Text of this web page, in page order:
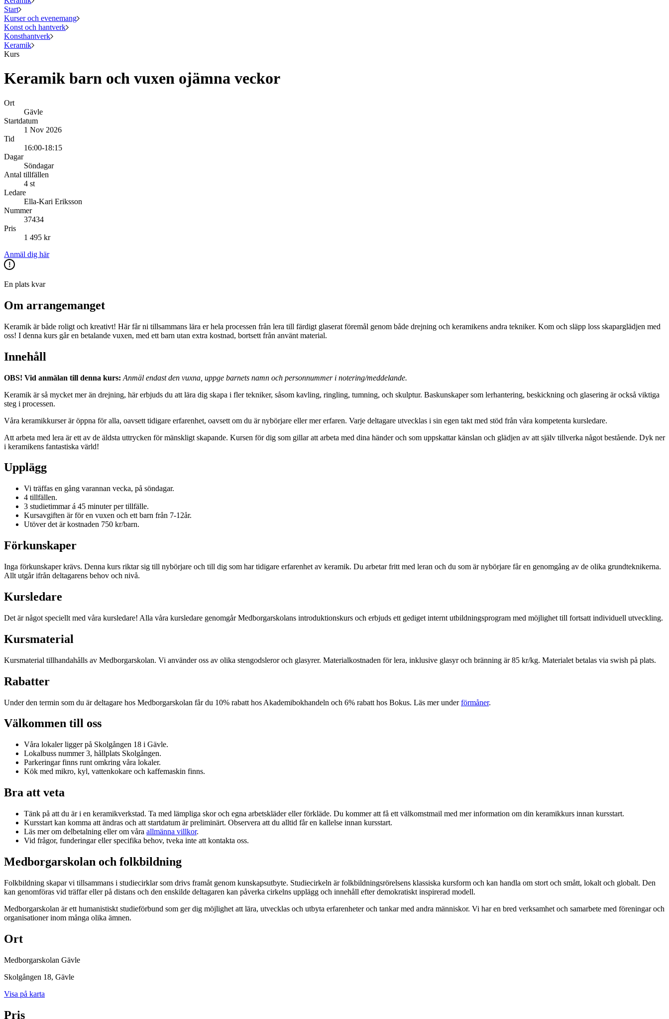
Start
Kurser och evenemang
Konst och hantverk
Konsthantverk
Keramik
Kurs
Keramik barn och vuxen ojämna veckor
Ort
Gävle
Startdatum
1 Nov 2026
Tid
16:00-18:15
Dagar
Söndagar
Antal tillfällen
4 st
Ledare
Ella-Kari Eriksson
Nummer
37434
Pris
1 495 kr
Anmäl dig här
En plats kvar
Om arrangemanget
Keramik är både roligt och kreativt! Här får ni tillsammans lära er hela processen från lera till färdigt glaserat föremål genom både drejning och keramikens andra tekniker. Kom och släpp loss skaparglädjen med
oss! I denna kurs går en betalande vuxen, med ett barn utan extra kostnad, bortsett från använt material.
Innehåll
OBS! Vid anmälan till denna kurs: Anmäl endast den vuxna, uppge barnets namn och personnummer i notering/meddelande.
Keramik är så mycket mer än drejning, här erbjuds du att lära dig skapa i fler tekniker, såsom kavling, ringling, tumning, och skulptur. Baskunskaper som lerhantering, beskickning och glasering är också viktiga
steg i processen.
Våra keramikkurser är öppna för alla, oavsett tidigare erfarenhet, oavsett om du är nybörjare eller mer erfaren. Varje deltagare utvecklas i sin egen takt med stöd från våra kompetenta kursledare.
Att arbeta med lera är ett av de äldsta uttrycken för mänskligt skapande. Kursen för dig som gillar att arbeta med dina händer och som uppskattar känslan och glädjen av att själv tillverka något bestående. Dyk ner
i keramikens fantastiska värld!
Upplägg
Vi träffas en gång varannan vecka, på söndagar.
4 tillfällen.
3 studietimmar á 45 minuter per tillfälle.
Kursavgiften är för en vuxen och ett barn från 7-12år.
Utöver det är kostnaden 750 kr/barn.
Förkunskaper
Inga förkunskaper krävs. Denna kurs riktar sig till nybörjare och till dig som har tidigare erfarenhet av keramik. Du arbetar fritt med leran och du som är nybörjare får en genomgång av de olika grundteknikerna.
Allt utgår ifrån deltagarens behov och nivå.
Kursledare
Det är något speciellt med våra kursledare! Alla våra kursledare genomgår Medborgarskolans introduktionskurs och erbjuds ett gediget internt utbildningsprogram med möjlighet till fortsatt individuell utveckling.
Kursmaterial
Kursmaterial tillhandahålls av Medborgarskolan. Vi använder oss av olika stengodsleror och glasyrer. Materialkostnaden för lera, inklusive glasyr och bränning är 85 kr/kg. Materialet betalas via swish på plats.
Rabatter
Under den termin som du är deltagare hos Medborgarskolan får du 10% rabatt hos Akademibokhandeln och 6% rabatt hos Bokus. Läs mer underförmåner.
Välkommen till oss
Våra lokaler ligger på Skolgången 18 i Gävle.
Lokalbuss nummer 3, hållplats Skolgången.
Parkeringar finns runt omkring våra lokaler.
Kök med mikro, kyl, vattenkokare och kaffemaskin finns.
Bra att veta
Tänk på att du är i en keramikverkstad. Ta med lämpliga skor och egna arbetskläder eller förkläde. Du kommer att få ett välkomstmail med mer information om din keramikkurs innan kursstart.
Kursstart kan komma att ändras och att startdatum är preliminärt. Observera att du alltid får en kallelse innan kursstart.
Läs mer om delbetalning eller om våra allmänna villkor.
Vid frågor, funderingar eller specifika behov, tveka inte att kontakta oss.
Medborgarskolan och folkbildning
Folkbildning skapar vi tillsammans i studiecirklar som drivs framåt genom kunskapsutbyte. Studiecirkeln är folkbildningsrörelsens klassiska kursform och kan handla om stort och smått, lokalt och globalt. Den
kan genomföras vid träffar eller på distans och den enskilde deltagaren kan påverka cirkelns upplägg och innehåll efter demokratiskt inspirerad modell.
Medborgarskolan är ett humanistiskt studieförbund som ger dig möjlighet att lära, utvecklas och utbyta erfarenheter och tankar med andra människor. Vi har en bred verksamhet och samarbete med föreningar och
organisationer inom många olika ämnen.
Ort
Medborgarskolan Gävle
Skolgången 18, Gävle
Visa på karta
Pris